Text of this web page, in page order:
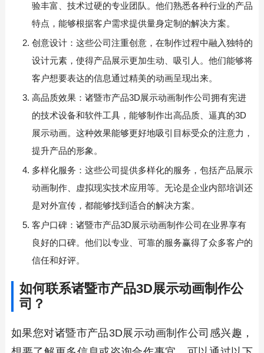
验丰富、技术过硬的专业团队。他们熟悉各种行业的产品
特点，能够根据客户需求提供量身定制的解决方案。
创意设计：这些公司注重创意，在制作过程中融入独特的
设计元素，使得产品展示更加生动、吸引人。他们能够将
客户想要表达的信息通过精美的动画呈现出来。
高品质效果：诸暨市产品3D展示动画制作公司拥有宪进
的技术设备和软件工具，能够制作出高品质、逼真的3D
展示动画。这种效果能够更好地吸引目标受众的注意力，
提升产品的形象。
多样化服务：这些公司提供多样化的服务，包括产品展示
动画制作、虚拟现实技术应用等。无论是企业内部培训还
是对外宣传，都能够找到适合的解决方案。
客户口碑：诸暨市产品3D展示动画制作公司在业界享有
良好的口碑。他们以专业、可靠的服务赢得了众多客户的
信任和好评。
如何联系诸暨市产品3D展示动画制作公
司？
如果您对诸暨市产品3D展示动画制作公司感兴趣，